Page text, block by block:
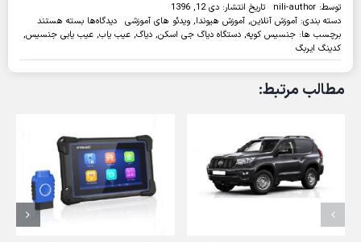
توسط: nili-author
تاریخ انتشار: دی 12, 1396
دسته بندی: آموزش آنلاین, آموزش هیوندا, ویدئو های آموزشی دیدگاه‌ها برای
ویدئو:تعویض
کدینگ
یونیت
دیاگ
جی
اسکن
بسته هستند
برچسب ها: جنسیس کوپه, دستگاه دیاگ جی اسکن, دیاگ, عیب یاب, عیب یابی جنسیس,
کدینگ ایربگ
مطالب مرتبط: